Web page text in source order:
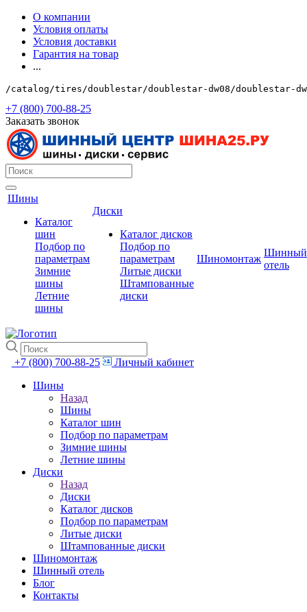
О компании
Условия оплаты
Условия доставки
Гарантия на товар
...
/catalog/tires/doublestar/doublestar-dw08/doublestar-
+7 (800) 700-88-25
Заказать звонок
Шины
Каталог
шин
Подбор по
параметрам
Зимние
шины
Летние
шины
Диски
Каталог дисков
Подбор по
параметрам
Литые диски
Штампованные
диски
Шиномонтаж
Шинный
отель
+7 (800) 700-88-25
Личный кабинет
Шины
Назад
Шины
Каталог шин
Подбор по параметрам
Зимние шины
Летние шины
Диски
Назад
Диски
Каталог дисков
Подбор по параметрам
Литые диски
Штампованные диски
Шиномонтаж
Шинный отель
Блог
Контакты